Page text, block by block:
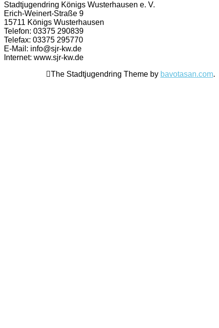
Stadtjugendring Königs Wusterhausen e. V.
Erich-Weinert-Straße 9
15711 Königs Wusterhausen
Telefon: 03375 290839
Telefax: 03375 295770
E-Mail: info@sjr-kw.de
Internet: www.sjr-kw.de
The Stadtjugendring Theme by bavotasan.com.